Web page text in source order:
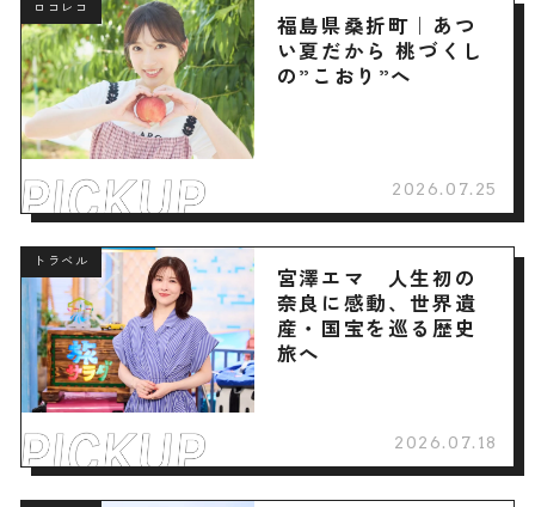
ロコレコ
福島県桑折町｜あつ
い夏だから 桃づくし
の”こおり”へ
2026.07.25
トラベル
宮澤エマ 人生初の
奈良に感動、世界遺
産・国宝を巡る歴史
旅へ
2026.07.18